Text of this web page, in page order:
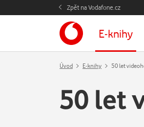
Zpět na Vodafone.cz
E-knihy
Úvod E-knihy 50 let
50 let